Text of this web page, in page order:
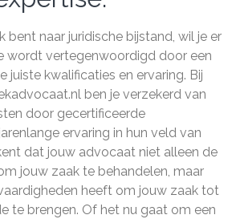
bent naar juridische bijstand, wil je er
wordt vertegenwoordigd door een
juiste kwalificaties en ervaring. Bij
ben je verzekerd van
door gecertificeerde
ervaring in hun veld van
dat jouw advocaat niet alleen de
jouw zaak te behandelen, maar
heeft om jouw zaak tot
te brengen. Of het nu gaat om een